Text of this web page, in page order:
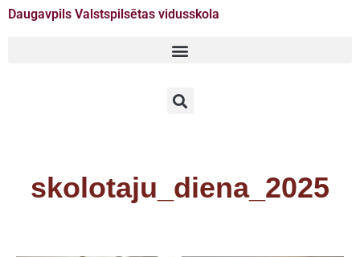
Daugavpils Valstspilsētas vidusskola
skolotaju_diena_2025